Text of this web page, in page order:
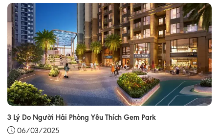
3 Lý Do Người Hải Phòng Yêu Thích Gem Park
06/03/2025